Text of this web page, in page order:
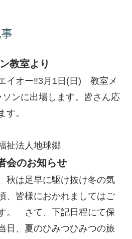
教室より
イオー‼3月1日(日) 教室メ
ンに出場します。皆さん応
す。
祉法人地球郷
会のお知らせ
秋は足早に駆け抜け冬の気
、皆様におかれましてはご
。 さて、下記日程にて保
日、夏のひみつひみつの旅